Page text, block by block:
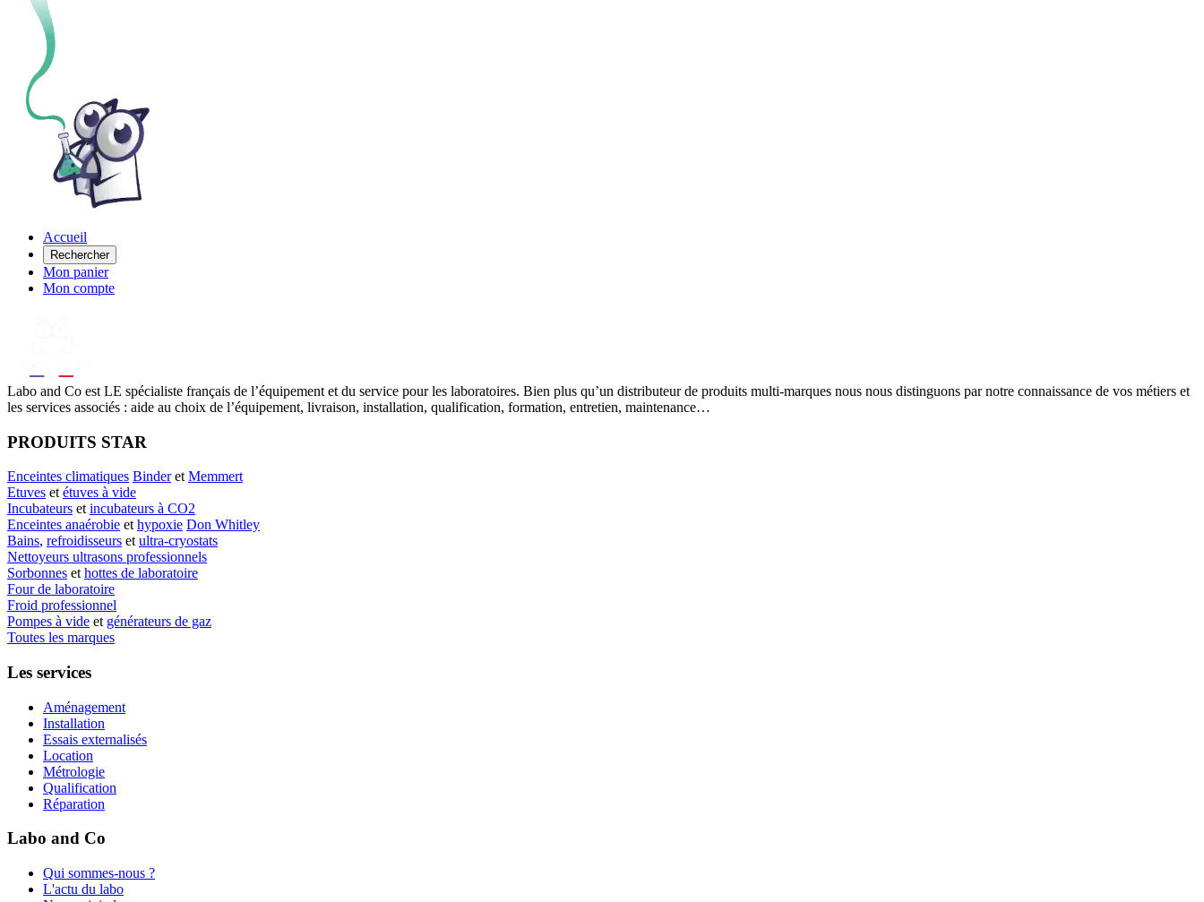
Accueil
Rechercher
Mon panier
Mon compte
Labo and Co est LE spécialiste français de l’équipement et du service pour les laboratoires. Bien plus qu’un distributeur de produits multi-marques nous nous distinguons par notre connaissance de vos métiers et
les services associés : aide au choix de l’équipement, livraison, installation, qualification, formation, entretien, maintenance…
PRODUITS STAR
Enceintes climatiques Binderet Memmert
Etuves et étuves à vide
Incubateurs et incubateurs à CO2
Enceintes anaérobie et hypoxie Don Whitley
Bains, refroidisseurs et ultra-cryostats
Nettoyeurs ultrasons professionnels
Sorbonnes et hottes de laboratoire
Four de laboratoire
Froid professionnel
Pompes à vide et générateurs de gaz
Toutes les marques
Les services
Aménagement
Installation
Essais externalisés
Location
Métrologie
Qualification
Réparation
Labo and Co
Qui sommes-nous ?
L'actu du labo